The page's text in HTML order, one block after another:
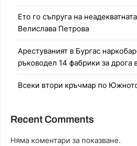
Ето го съпруга на
Велислава Петрова
Арестуваният в Бургас
ръководел 14 фабрики за дрога
Всеки втори кръчмар по
Recent Comments
Няма коментари за показване.